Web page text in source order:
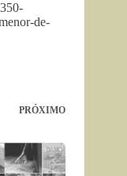
de-
PRÓXIMO